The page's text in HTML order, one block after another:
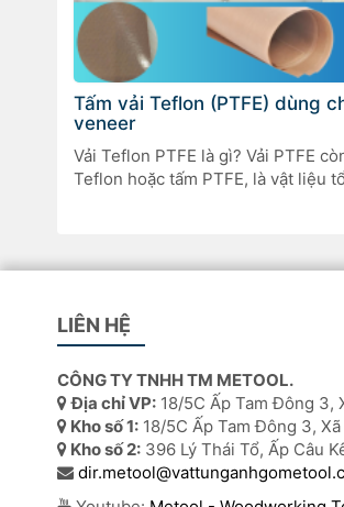
Tấm vải Teflon (PTFE) dùng
veneer
Vải Teflon PTFE là gì? Vải PTFE
Teflon hoặc tấm PTFE, là vật liệu
[…]
LIÊN HỆ
CÔNG TY TNHH TM METOOL.
Địa chỉ VP: 18/5C Ấp Tam Đông 3,
Kho số 1: 18/5C Ấp Tam Đông 3,
Kho số 2: 396 Lý Thái Tổ, Ấp Câu